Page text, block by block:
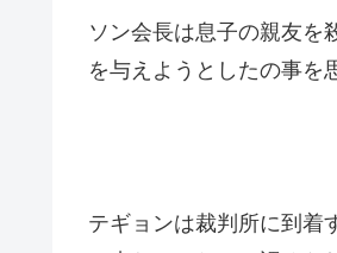
ソン会長は息子の親友を
を与えようとしたの事を
テギョンは裁判所に到着